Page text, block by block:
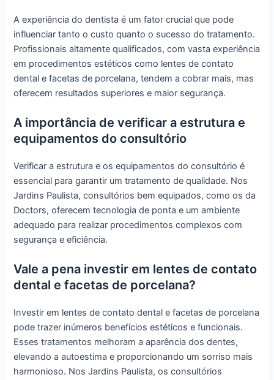
A experiência do dentista é um fator crucial que pode
influenciar tanto o custo quanto o sucesso do tratamento.
Profissionais altamente qualificados, com vasta experiência
em procedimentos estéticos como lentes de contato
dental e facetas de porcelana, tendem a cobrar mais, mas
oferecem resultados superiores e maior segurança.
A importância de verificar a estrutura e
equipamentos do consultório
Verificar a estrutura e os equipamentos do consultório é
essencial para garantir um tratamento de qualidade. Nos
Jardins Paulista, consultórios bem equipados, como os da
Doctors, oferecem tecnologia de ponta e um ambiente
adequado para realizar procedimentos complexos com
segurança e eficiência.
Vale a pena investir em lentes de contato
dental e facetas de porcelana?
Investir em lentes de contato dental e facetas de porcelana
pode trazer inúmeros benefícios estéticos e funcionais.
Esses tratamentos melhoram a aparência dos dentes,
elevando a autoestima e proporcionando um sorriso mais
harmonioso. Nos Jardins Paulista, os consultórios